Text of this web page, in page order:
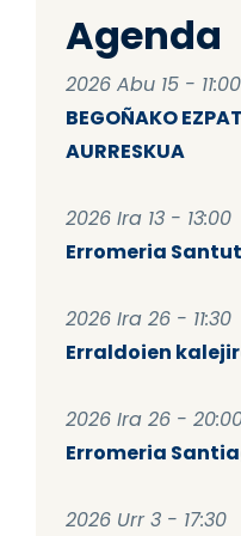
Agenda
2026 Abu 15 - 11:00
BEGOÑAKO
AURRESKUA
2026 Ira 13 - 13:00
Erromeria
2026 Ira 26 - 11:30
Erraldoien
2026 Ira 26 -
Erromeria
2026 Urr 3 - 17:30